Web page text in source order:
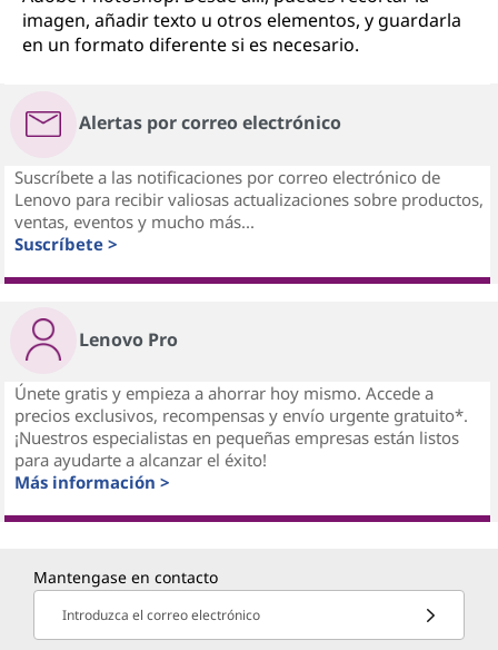
imagen, añadir texto u otros elementos, y guardarla
en un formato diferente si es necesario.
Alertas por correo electrónico
Suscríbete a las notificaciones por correo electrónico de
Lenovo para recibir valiosas actualizaciones sobre productos,
ventas, eventos y mucho más...
Suscríbete >
Lenovo Pro
Únete gratis y empieza a ahorrar hoy mismo. Accede a
precios exclusivos, recompensas y envío urgente gratuito*.
¡Nuestros especialistas en pequeñas empresas están listos
para ayudarte a alcanzar el éxito!
Más información >
Mantengase en contacto
Introduzca el correo electrónico